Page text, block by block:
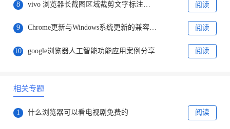
8 阅读
9 Chrome更新与Windows系统更新的兼容性问题 阅读
10 google浏览器人工智能功能应用案例分享 阅读
相关专题
1 什么浏览器可以看电视剧免费的 阅读